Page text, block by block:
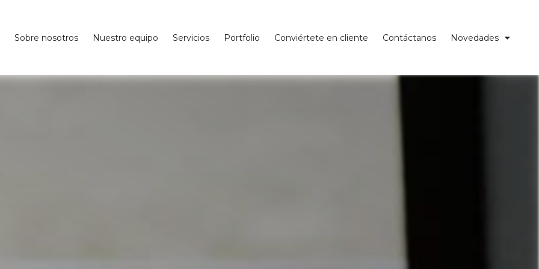
Sobre nosotros Nuestro equipo Servicios Portfolio Conviértete en cliente Contáctanos Novedades